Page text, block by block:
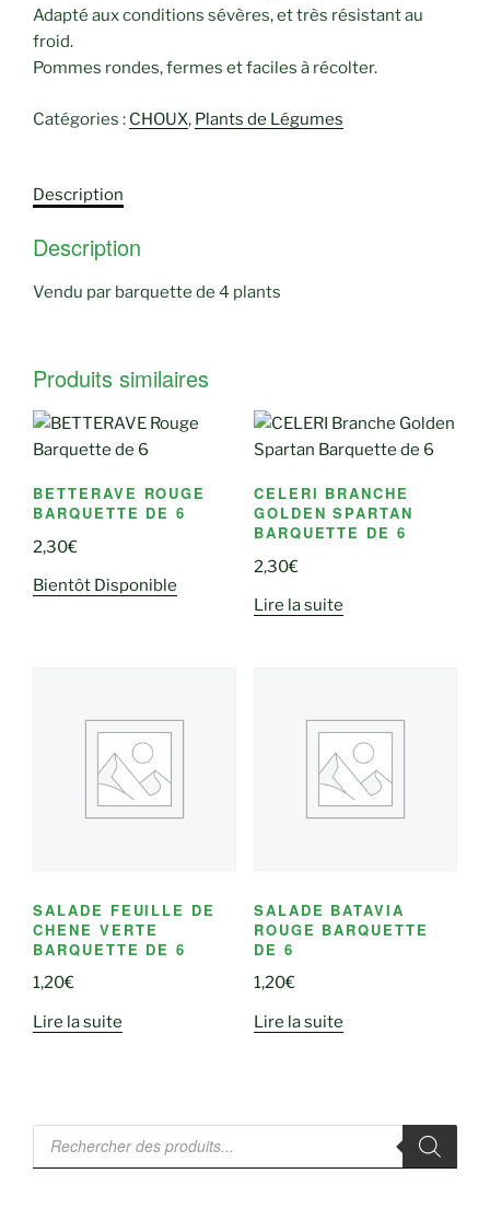
Adapté aux conditions sévères, et très résistant au
froid.
Pommes rondes, fermes et faciles à récolter.
Catégories : CHOUX, Plants de Légumes
Description
Description
Vendu par barquette de 4 plants
Produits similaires
BETTERAVE ROUGE
BARQUETTE DE 6
2,30€
Bientôt Disponible
CELERI BRANCHE
GOLDEN SPARTAN
BARQUETTE DE 6
2,30€
Lire la suite
SALADE FEUILLE DE
CHENE VERTE
BARQUETTE DE 6
1,20€
Lire la suite
SALADE BATAVIA
ROUGE BARQUETTE
DE 6
1,20€
Lire la suite
Recherche
produits